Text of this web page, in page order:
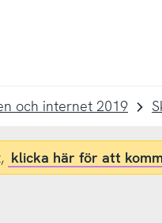
och internet 2019
klicka här för att